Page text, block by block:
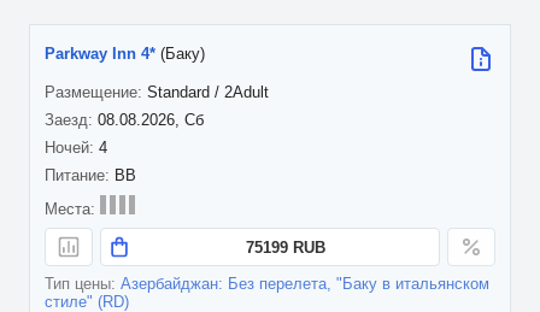
08.08.2026, Сб
4
Parkway Inn 4* (Баку)
Standard / 2Adult
BB
75199 RUB
Азербайджан: Без перелета, "Баку в итальянском
стиле" (RD)